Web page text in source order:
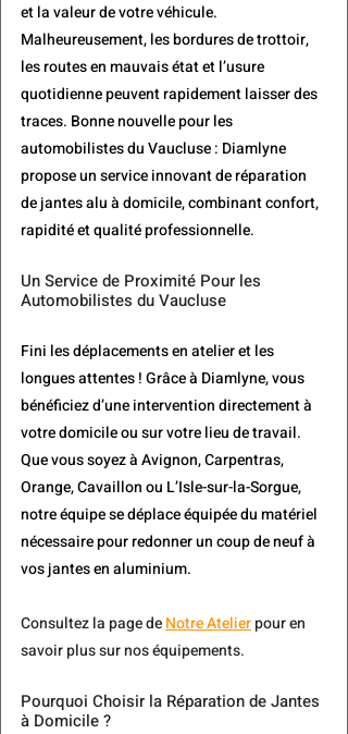
et la valeur de votre véhicule.
Malheureusement, les bordures de trottoir,
les routes en mauvais état et l’usure
quotidienne peuvent rapidement laisser des
traces. Bonne nouvelle pour les
automobilistes du Vaucluse : Diamlyne
propose un service innovant de réparation
de jantes alu à domicile, combinant confort,
rapidité et qualité professionnelle.
Un Service de Proximité Pour les
Automobilistes du Vaucluse
Fini les déplacements en atelier et les
longues attentes ! Grâce à Diamlyne, vous
bénéficiez d’une intervention directement à
votre domicile ou sur votre lieu de travail.
Que vous soyez à Avignon, Carpentras,
Orange, Cavaillon ou L’Isle-sur-la-Sorgue,
notre équipe se déplace équipée du matériel
nécessaire pour redonner un coup de neuf à
vos jantes en aluminium.
Consultez la page de Notre Atelier pour en
savoir plus sur nos équipements.
Pourquoi Choisir la Réparation de Jantes
à Domicile ?